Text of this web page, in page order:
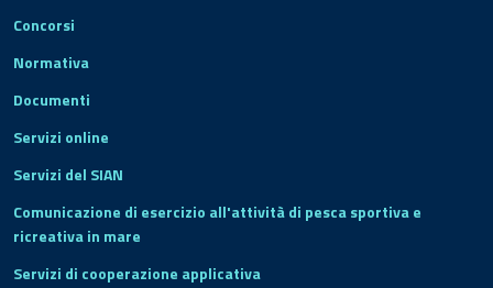
Concorsi
Normativa
Documenti
Servizi online
Servizi del SIAN
Comunicazione di esercizio all'attività di pesca sportiva e
ricreativa in mare
Servizi di cooperazione applicativa